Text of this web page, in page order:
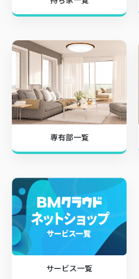
専有部一覧
サービス一覧